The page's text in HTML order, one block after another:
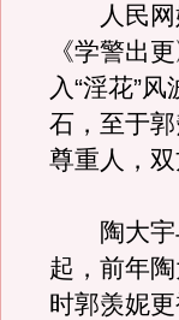
人民网娱
《学警出
入“淫花”
石，至于
尊重人，
陶大宇与
起，前年
时郭羡妮